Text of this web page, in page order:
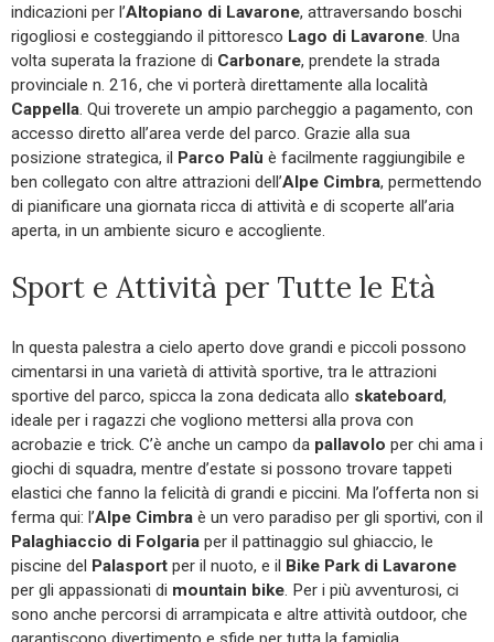
indicazioni per l’Altopiano di Lavarone, attraversando boschi
rigogliosi e costeggiando il pittoresco Lago di Lavarone . Una
volta superata la frazione di Carbonare, prendete la strada
provinciale n. 216, che vi porterà direttamente alla località
Cappella . Qui troverete un ampio parcheggio a pagamento, con
accesso diretto all’area verde del parco. Grazie alla sua
posizione strategica, il Parco Palù è facilmente raggiungibile e
ben collegato con altre attrazioni dell’Alpe Cimbra, permettendo
di pianificare una giornata ricca di attività e di scoperte all’aria
aperta, in un ambiente sicuro e accogliente.
Sport e Attività per Tutte le Età
In questa palestra a cielo aperto dove grandi e piccoli possono
cimentarsi in una varietà di attività sportive, tra le attrazioni
sportive del parco, spicca la zona dedicata allo skateboard,
ideale per i ragazzi che vogliono mettersi alla prova con
acrobazie e trick. C’è anche un campo da pallavolo per chi ama i
giochi di squadra, mentre d’estate si possono trovare tappeti
elastici che fanno la felicità di grandi e piccini. Ma l’offerta non si
ferma qui: l’Alpe Cimbra è un vero paradiso per gli sportivi, con il
Palaghiaccio di Folgaria per il pattinaggio sul ghiaccio, le
piscine del Palasport per il nuoto, e il Bike Park di Lavarone
per gli appassionati di mountain bike . Per i più avventurosi, ci
sono anche percorsi di arrampicata e altre attività outdoor, che